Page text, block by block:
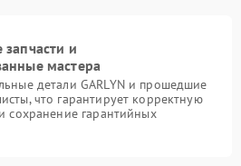
и
мастера
детали GARLYN и прошедшие
что гарантирует корректную
сохранение гарантийных